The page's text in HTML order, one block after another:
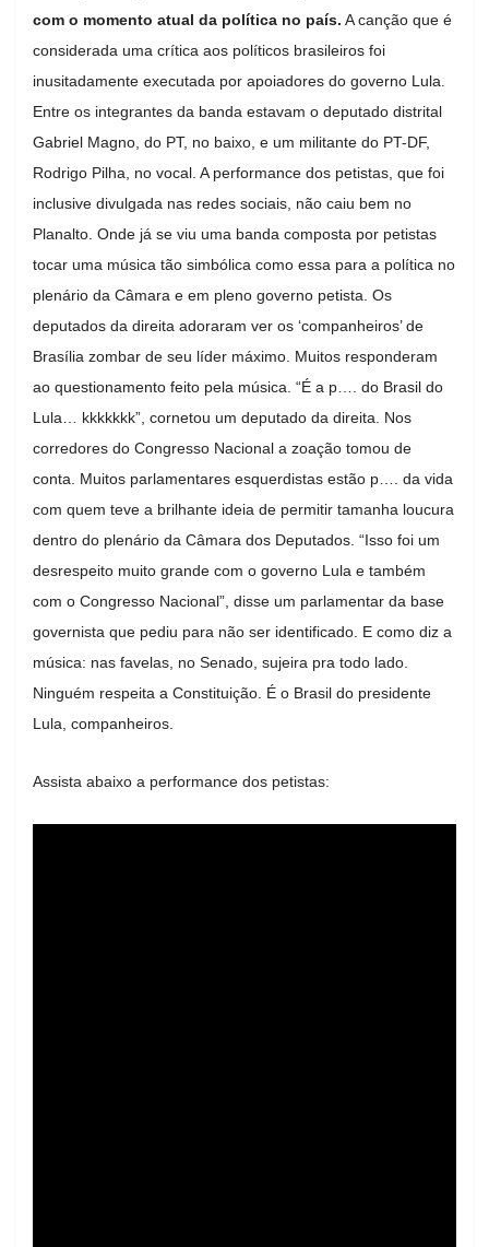
com o momento atual da política no país. A canção que é
considerada uma crítica aos políticos brasileiros foi
inusitadamente executada por apoiadores do governo Lula.
Entre os integrantes da banda estavam o deputado distrital
Gabriel Magno, do PT, no baixo, e um militante do PT-DF,
Rodrigo Pilha, no vocal. A performance dos petistas, que foi
inclusive divulgada nas redes sociais, não caiu bem no
Planalto. Onde já se viu uma banda composta por petistas
tocar uma música tão simbólica como essa para a política no
plenário da Câmara e em pleno governo petista. Os
deputados da direita adoraram ver os ‘companheiros’ de
Brasília zombar de seu líder máximo. Muitos responderam
ao questionamento feito pela música. “É a p…. do Brasil do
Lula… kkkkkkk”, cornetou um deputado da direita. Nos
corredores do Congresso Nacional a zoação tomou de
conta. Muitos parlamentares esquerdistas estão p…. da vida
com quem teve a brilhante ideia de permitir tamanha loucura
dentro do plenário da Câmara dos Deputados. “Isso foi um
desrespeito muito grande com o governo Lula e também
com o Congresso Nacional”, disse um parlamentar da base
governista que pediu para não ser identificado. E como diz a
música: nas favelas, no Senado, sujeira pra todo lado.
Ninguém respeita a Constituição. É o Brasil do presidente
Lula, companheiros.
Assista abaixo a performance dos petistas: